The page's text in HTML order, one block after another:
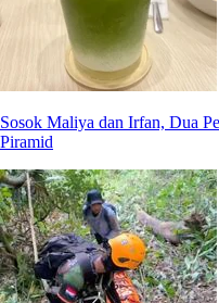
Sosok Maliya dan Irfan, Dua
Piramid